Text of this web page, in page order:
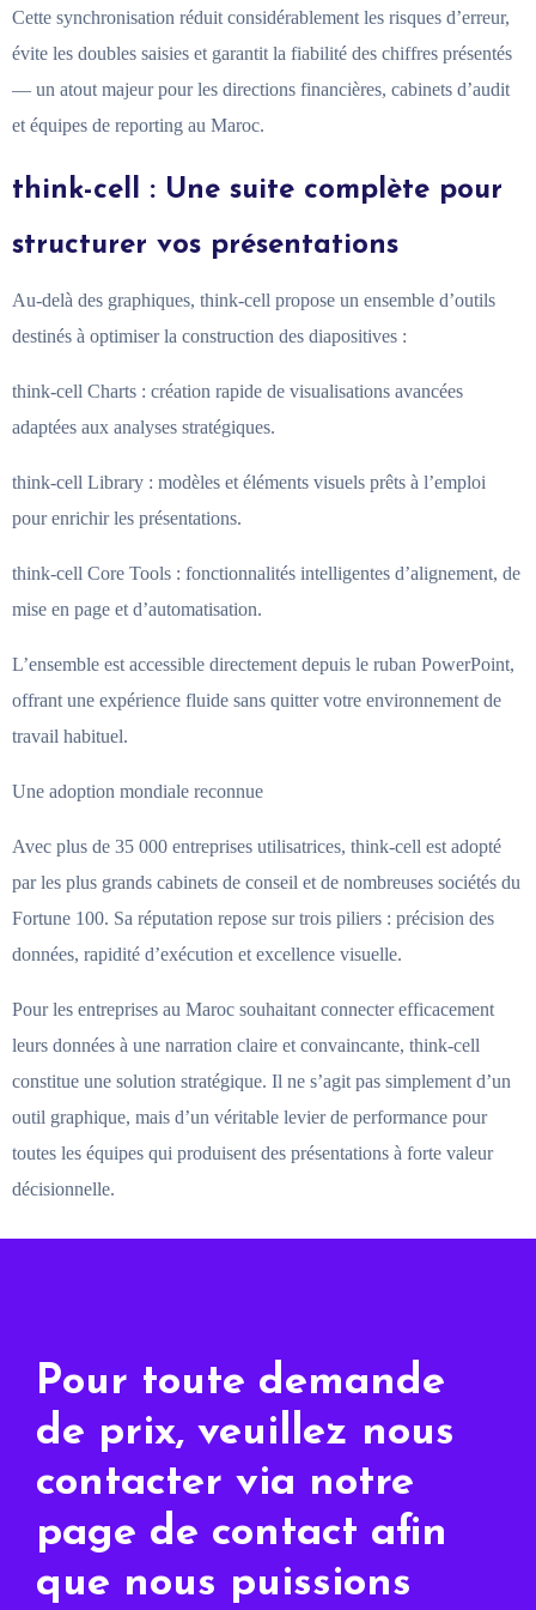
Cette synchronisation réduit considérablement les risques d’erreur,
évite les doubles saisies et garantit la fiabilité des chiffres présentés
— un atout majeur pour les directions financières, cabinets d’audit
et équipes de reporting au Maroc.
think-cell : Une suite complète pour
structurer vos présentations
Au-delà des graphiques, think-cell propose un ensemble d’outils
destinés à optimiser la construction des diapositives :
think-cell Charts : création rapide de visualisations avancées
adaptées aux analyses stratégiques.
think-cell Library : modèles et éléments visuels prêts à l’emploi
pour enrichir les présentations.
think-cell Core Tools : fonctionnalités intelligentes d’alignement, de
mise en page et d’automatisation.
L’ensemble est accessible directement depuis le ruban PowerPoint,
offrant une expérience fluide sans quitter votre environnement de
travail habituel.
Une adoption mondiale reconnue
Avec plus de 35 000 entreprises utilisatrices, think-cell est adopté
par les plus grands cabinets de conseil et de nombreuses sociétés du
Fortune 100. Sa réputation repose sur trois piliers : précision des
données, rapidité d’exécution et excellence visuelle.
Pour les entreprises au Maroc souhaitant connecter efficacement
leurs données à une narration claire et convaincante, think-cell
constitue une solution stratégique. Il ne s’agit pas simplement d’un
outil graphique, mais d’un véritable levier de performance pour
toutes les équipes qui produisent des présentations à forte valeur
décisionnelle.
Pour toute demande
de prix, veuillez nous
contacter via notre
page de contact afin
que nous puissions